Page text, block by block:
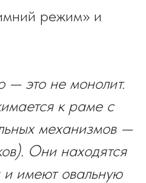
режим» и
— это не монолит.
к раме с
механизмов —
Они находятся
и имеют овальную